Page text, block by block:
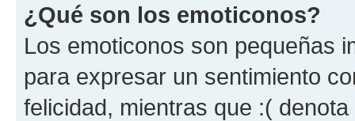
¿Qué son los emoticonos?
Los emoticonos son pequeñas
para expresar un sentimiento
felicidad, mientras que :(